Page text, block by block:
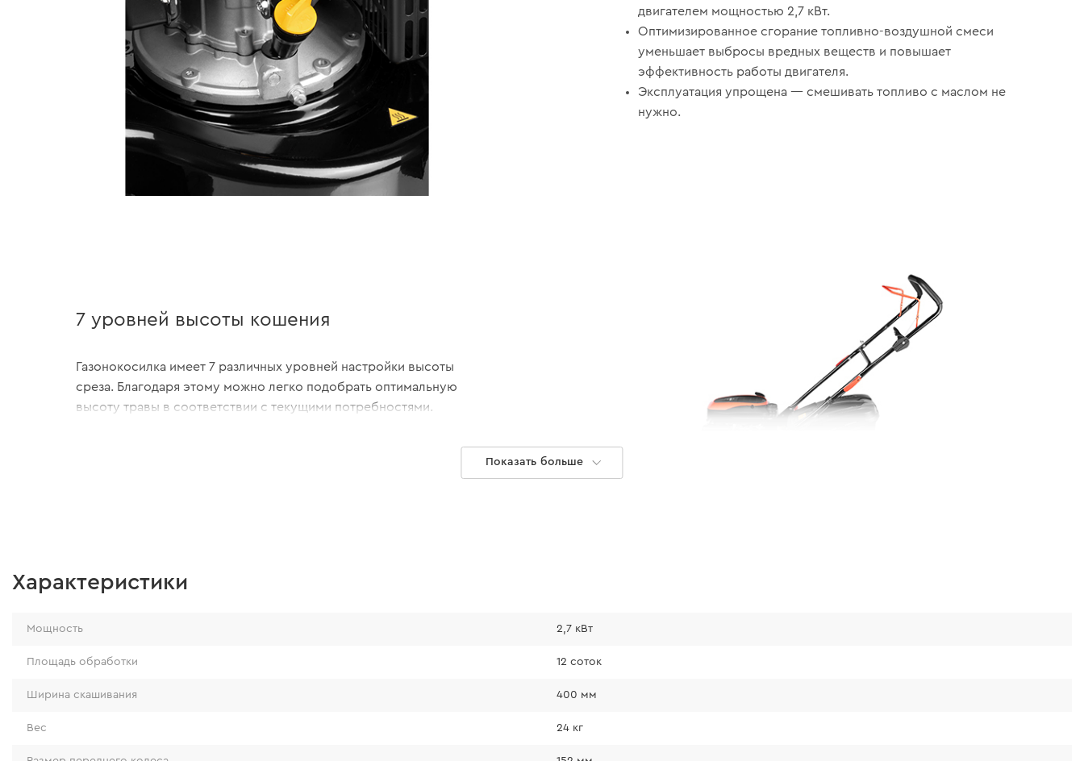
двигателем мощностью 2,7 кВт.
Оптимизированное сгорание топливно-воздушной смеси
уменьшает выбросы вредных веществ и повышает
эффективность работы двигателя.
Эксплуатация упрощена — смешивать топливо с маслом не
нужно.
7 уровней высоты кошения
Газонокосилка имеет 7 различных уровней настройки высоты
среза. Благодаря этому можно легко подобрать оптимальную
высоту травы в соответствии с текущими потребностями.
Показать больше
Характеристики
Мощность 2,7 кВт
Площадь обработки 12 соток
Ширина скашивания 400 мм
Вес 24 кг